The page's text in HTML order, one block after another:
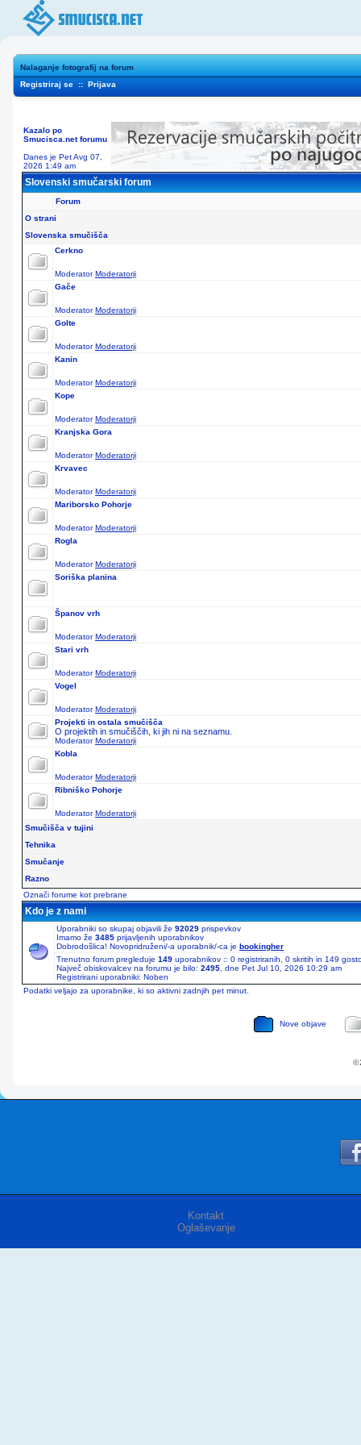
Nalaganje fotografij na forum
Registriraj se :: Prijava
Kazalo po
Smucisca.net forumu
Danes je Pet Avg 07,
2026 1:49 am
Slovenski smučarski forum
Forum
O strani
Slovenska smučišča
Cerkno
ModeratorModeratorji
Gače
ModeratorModeratorji
Golte
ModeratorModeratorji
Kanin
ModeratorModeratorji
Kope
ModeratorModeratorji
Kranjska Gora
ModeratorModeratorji
Krvavec
ModeratorModeratorji
Mariborsko Pohorje
ModeratorModeratorji
Rogla
ModeratorModeratorji
Soriška planina
Španov vrh
ModeratorModeratorji
Stari vrh
ModeratorModeratorji
Vogel
ModeratorModeratorji
Projekti in ostala smučišča
O projektih in smučiščih, ki jih ni na seznamu.
ModeratorModeratorji
Kobla
ModeratorModeratorji
Ribniško Pohorje
ModeratorModeratorji
Smučišča v tujini
Tehnika
Smučanje
Razno
Označi forume kot prebrane
Kdo je z nami
Uporabniki so skupaj objavili že 92029 prispevkov
Imamo že 3485 prijavljenih uporabnikov
Dobrodošlica! Novopridruženi/-a uporabnik/-ca je bookingher
Trenutno forum pregleduje 149 uporabnikov :: 0 registriranih, 0 skritih in 149
Največ obiskovalcev na forumu je bilo: 2495 , dne Pet Jul 10, 2026 10:29 am
Registrirani uporabniki: Noben
Podatki veljajo za uporabnike, ki so aktivni zadnjih pet minut.
Nove objave
©
Kontakt
Oglaševanje